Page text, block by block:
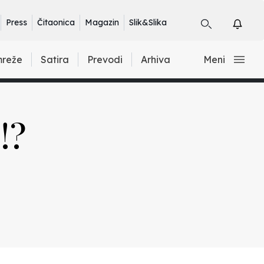
Press Čitaonica Magazin Slik&Slika
Satira Prevodi Arhiva Meni